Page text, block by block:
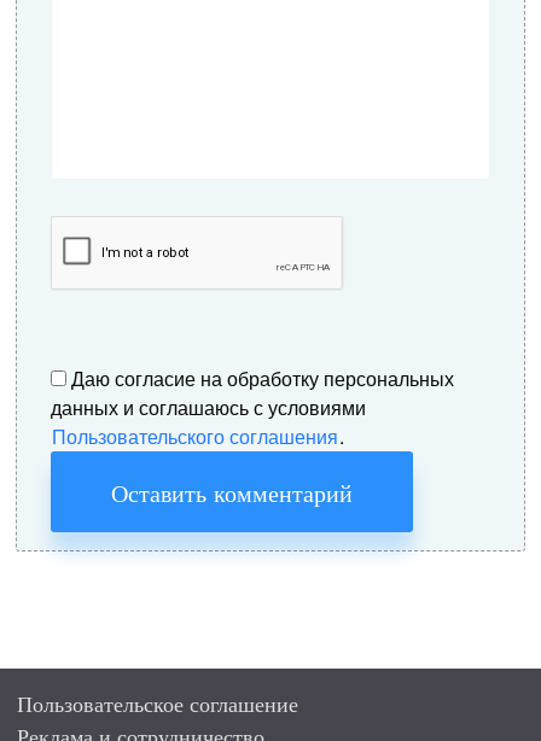
Оставить комментарий
Даю согласие на обработку персональных
данных и соглашаюсь с условиями
Пользовательского соглашения.
Пользовательское соглашение